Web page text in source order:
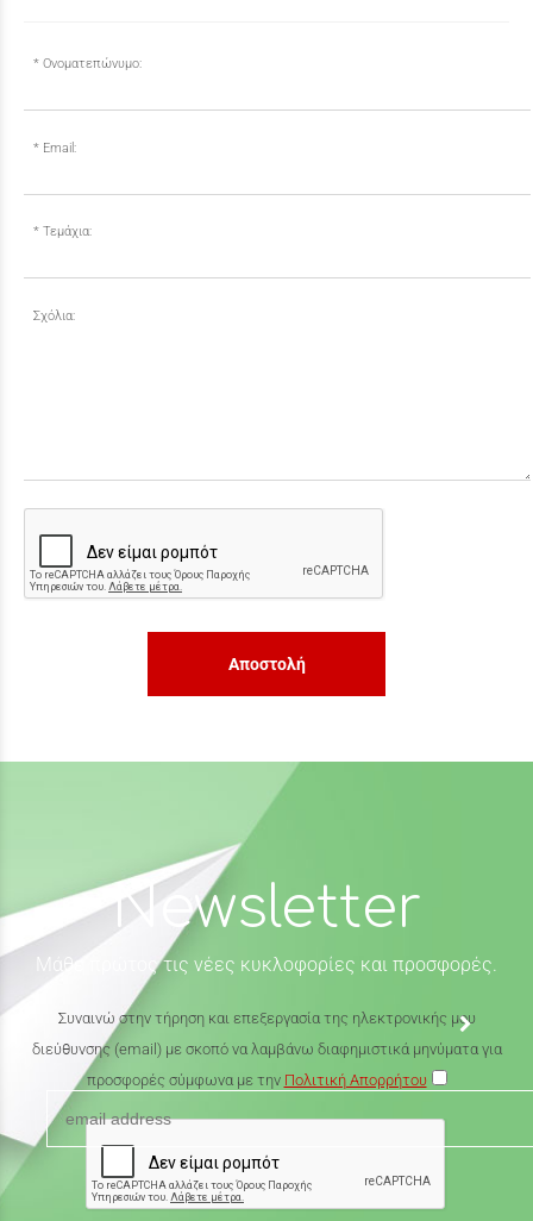
Ονοματεπώνυμο:
Email:
Τεμάχια:
Σχόλια:
Αποστολή
Newsletter
Μάθε πρώτος τις νέες κυκλοφορίες και προσφορές.
Συναινώ στην τήρηση και επεξεργασία της ηλεκτρονικής μου
διεύθυνσης (email) με σκοπό να λαμβάνω διαφημιστικά μηνύματα για
προσφορές σύμφωνα με την Πολιτική Απορρήτου